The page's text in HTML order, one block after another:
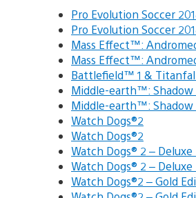
Pro Evolution Soccer
Pro Evolution Soccer
Mass Effect™:
Mass Effect™:
Battlefield™ 1 &
Middle-earth™:
Middle-earth™: Shadow
Watch Dogs®2
Watch Dogs®2
Watch Dogs® 2 –
Watch Dogs® 2 –
Watch Dogs®2 – Gold